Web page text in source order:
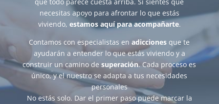
necesitas apoyo para afrontar lo que estás
viviendo, estamos aquí para acompañarte.
Contamos con especialistas enadicciones que te
ayudarán a entender lo que estás viviendo y a
construir un camino desuperación. Cada proceso es
único, y el nuestro se adapta a tus necesidades
personales
No estás solo. Dar el primer paso puede marcar la